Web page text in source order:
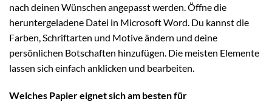
nach deinen Wünschen angepasst werden. Öffne die
heruntergeladene Datei in Microsoft Word. Du kannst die
Farben, Schriftarten und Motive ändern und deine
persönlichen Botschaften hinzufügen. Die meisten Elemente
lassen sich einfach anklicken und bearbeiten.
Welches Papier eignet sich am besten für